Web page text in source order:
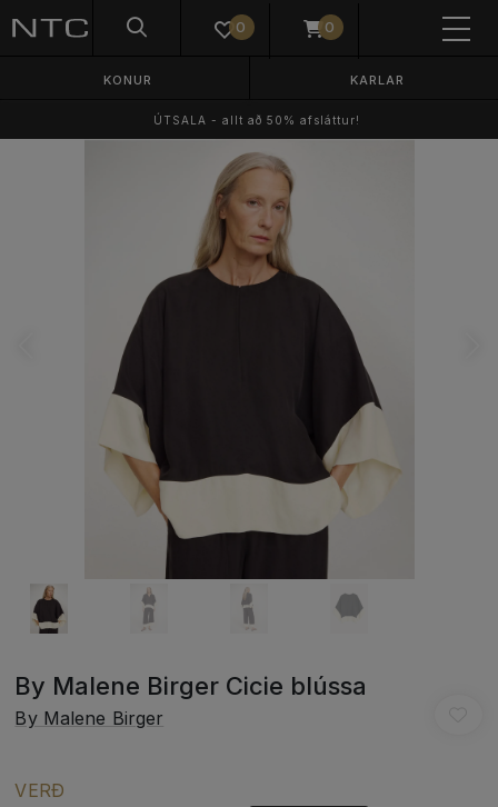
0 0
KONUR KARLAR
ÚTSALA - allt að 50% afsláttur!
By Malene Birger Cicie blússa
By Malene Birger
VERÐ